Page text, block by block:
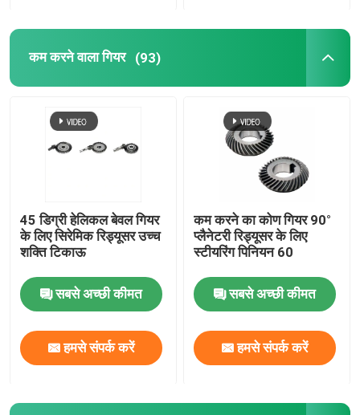
कम करने वाला गियर (93)
45 डिग्री हेलिकल बेवल गियर
के लिए सिरेमिक रिड्यूसर उच्च
शक्ति टिकाऊ
सबसे अच्छी कीमत
हमसे संपर्क करें
कम करने का कोण गियर 90°
प्लैनेटरी रिड्यूसर के लिए
स्टीयरिंग पिनियन 60
सबसे अच्छी कीमत
हमसे संपर्क करें